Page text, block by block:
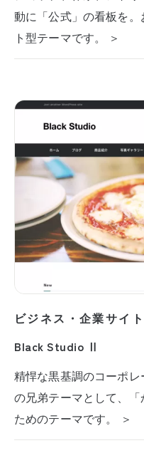
動に「公式」の看板を
ト型テーマです。 ＞
ビジネス・企業サイト
Black Studio Ⅱ
精悍な黒基調のコーポ
の兄弟テーマとして、
ためのテーマです。 ＞